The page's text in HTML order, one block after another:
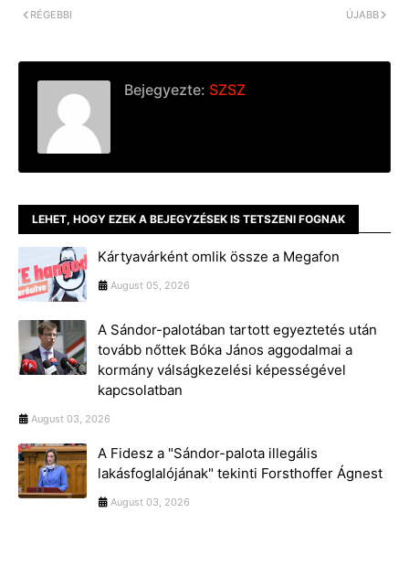
ÚJABB
RÉGEBBI
Bejegyezte: SZSZ
LEHET, HOGY EZEK A BEJEGYZÉSEK IS TETSZENI FOGNAK
Kártyavárként omlik össze a Megafon
August 05, 2026
A Sándor-palotában tartott egyeztetés után
tovább nőttek Bóka János aggodalmai a
kormány válságkezelési képességével
kapcsolatban
August 03, 2026
A Fidesz a "Sándor-palota illegális
lakásfoglalójának" tekinti Forsthoffer Ágnest
August 03, 2026